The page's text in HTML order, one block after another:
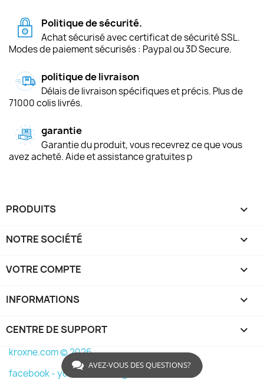
Politique de sécurité.
Achat sécurisé avec certificat de sécurité SSL.
Modes de paiement sécurisés : Paypal ou 3D Secure.
politique de livraison
Délais de livraison spécifiques et précis. Plus de
71000 colis livrés.
garantie
Garantie du produit, vous recevrez ce que vous
avez acheté. Aide et assistance gratuites p
PRODUITS 
NOTRE SOCIÉTÉ 
VOTRE COMPTE 
INFORMATIONS keyboard_arrow_down
CENTRE DE SUPPORT 
kroxne.com © 2026
facebook -youtube -
AVEZ-VOUS DES QUESTIONS?